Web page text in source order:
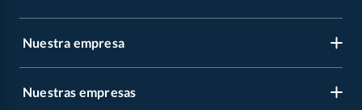
Tipos de entrega
Recetas
Nuestra empresa
Nuestra empresa
Nuestras empresas